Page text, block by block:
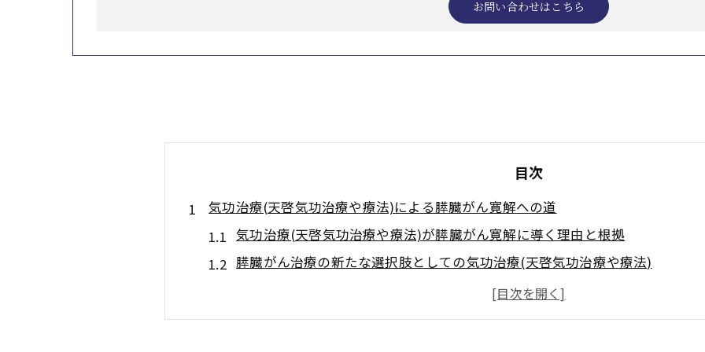
お問い合わせはこちら
目次
気功治療(天啓気功治療や療法)による膵臓がん寛解への道
気功治療(天啓気功治療や療法)が膵臓がん寛解に導く理由と根拠
膵臓がん治療の新たな選択肢としての気功治療(天啓気功治療や療法)
寛解を目指す気功治療(天啓気功治療や療法)の実践ポイント
天啓気功治療や療法で活性化するクンダリニー覚醒と気功治療(天啓気功治